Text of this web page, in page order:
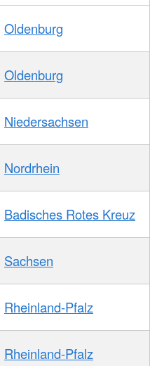
Oldenburg
Oldenburg
Niedersachsen
Nordrhein
Badisches Rotes Kreuz
Sachsen
Rheinland-Pfalz
Rheinland-Pfalz